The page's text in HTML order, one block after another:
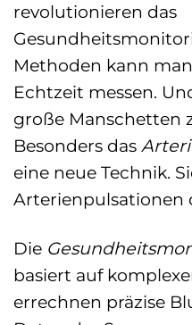
revolutionieren das
Methoden kann
Echtzeit messen.
große Manschetten
Besonders das
eine neue Technik.
Arterienpulsationen
Die
basiert auf
errechnen präzise